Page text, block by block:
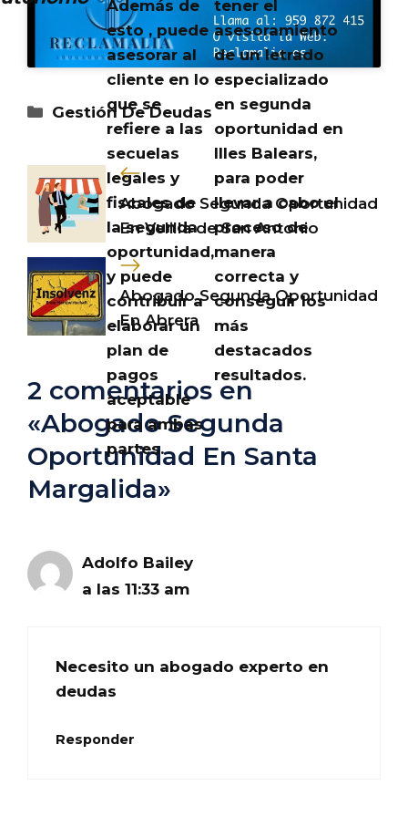
Además de
esto , puede
asesorar al
cliente en lo
que se
refiere a las
secuelas
legales y
fiscales de
la segunda
oportunidad,
y puede
contribuir a
elaborar un
plan de
pagos
aceptable
para ambas
partes.
tener el
asesoramiento
de un letrado
especializado
en segunda
oportunidad en
Illes Balears,
para poder
llevar a cabo el
proceso de
manera
correcta y
conseguir los
más
destacados
resultados.
Categorías
Gestión De Deudas
Abogado Segunda Oportunidad
En Velilla de San Antonio
Abogado Segunda Oportunidad
En Abrera
2 comentarios en
«Abogado Segunda
Oportunidad En Santa
Margalida»
Adolfo Bailey
a las 11:33 am
Necesito un abogado experto en
deudas
Responder